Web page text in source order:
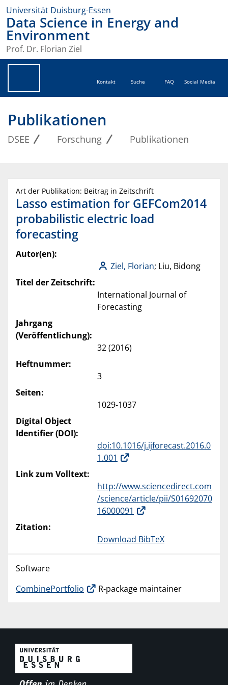
Universität Duisburg-Essen
Data Science in Energy and
Environment
Prof. Dr. Florian Ziel
Kontakt Suche FAQ Social Media
Publikationen
DSEE Forschung Publikationen
Art der Publikation: Beitrag in Zeitschrift
Lasso estimation for GEFCom2014
probabilistic electric load
forecasting
Autor(en):
Ziel, Florian; Liu, Bidong
Titel der Zeitschrift:
International Journal of
Forecasting
Jahrgang
(Veröffentlichung):
32 (2016)
Heftnummer:
3
Seiten:
1029-1037
Digital Object
Identifier (DOI):
doi:10.1016/j.ijforecast.2016.0
1.001
Link zum Volltext:
http://www.sciencedirect.com
/science/article/pii/S01692070
16000091
Zitation:
Download BibTeX
Software
CombinePortfolio
R-package maintainer